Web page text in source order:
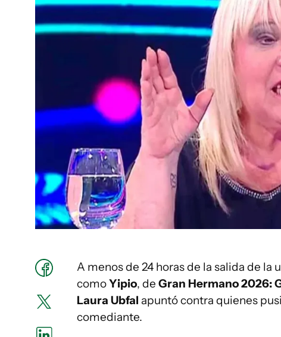
A menos de 24 horas de la salida de la
comoYipio, de Gran Hermano 2026:
Laura Ubfal apuntó contra quienes
comediante.